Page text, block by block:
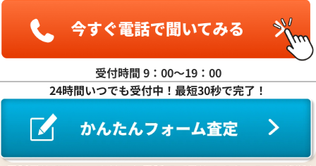
テレーション
格
オメガ シーマスター アクア
スター 2806.52.37
参考買取価格
受付時間 9：00〜19：00
24時間いつでも受付中！最短30秒で完了！